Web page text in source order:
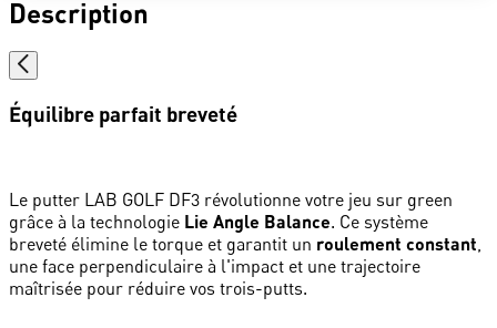
Description
Équilibre parfait breveté
Le putter LAB GOLF DF3 révolutionne votre jeu sur green
grâce à la technologie Lie Angle Balance. Ce système
breveté élimine le torque et garantit un roulement constant
une face perpendiculaire à l'impact et une trajectoire
maîtrisée pour réduire vos trois-putts.